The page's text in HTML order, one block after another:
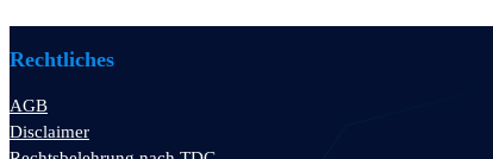
Rechtliches
AGB
Disclaimer